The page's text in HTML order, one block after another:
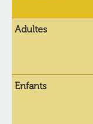
Adultes
Enfants